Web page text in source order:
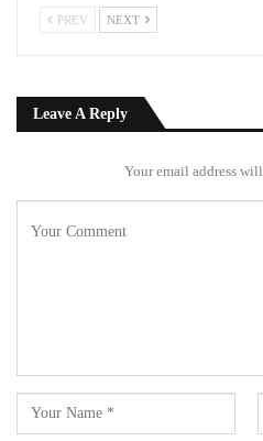
PREV NEXT
Leave A Reply
Your email address